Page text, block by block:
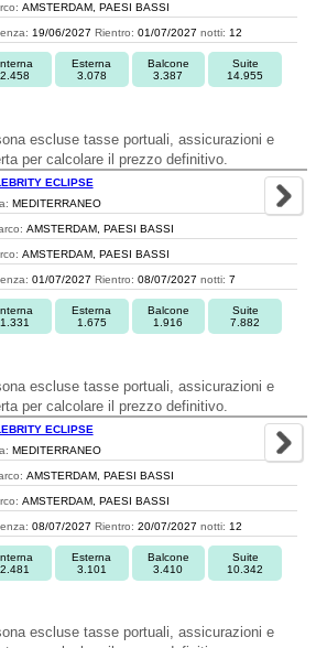
AMSTERDAM, PAESI BASSI
19/06/2027 Rientro: 01/07/2027 notti: 12
2.458
Esterna
3.078
Balcone
3.387
Suite
14.955
escluse tasse portuali, assicurazioni e
per calcolare il prezzo definitivo.
ECLIPSE
MEDITERRANEO
AMSTERDAM, PAESI BASSI
AMSTERDAM, PAESI BASSI
01/07/2027 Rientro: 08/07/2027 notti: 7
1.331
Esterna
1.675
Balcone
1.916
Suite
7.882
escluse tasse portuali, assicurazioni e
per calcolare il prezzo definitivo.
ECLIPSE
MEDITERRANEO
AMSTERDAM, PAESI BASSI
AMSTERDAM, PAESI BASSI
08/07/2027 Rientro: 20/07/2027 notti: 12
2.481
Esterna
3.101
Balcone
3.410
Suite
10.342
escluse tasse portuali, assicurazioni e